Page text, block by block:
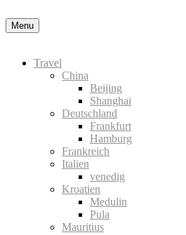
Menu
Travel
China
Beijing
Shanghai
Deutschland
Frankfurt
Hamburg
Frankreich
Italien
venedig
Kroatien
Medulin
Pula
Mauritius
Datenschutzerklärung